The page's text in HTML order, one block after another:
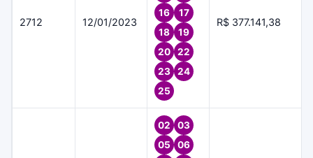
2712 12/01/2023
16
17
18
19
20
22
23
24
25
R$ 377.141,38
02
03
05
06